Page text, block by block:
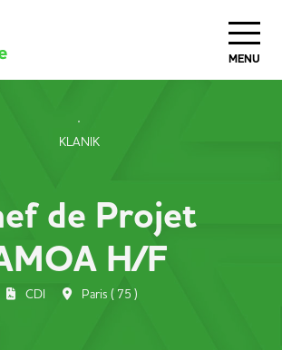
MENU
KLANIK
de Projet
H/F
CDI Paris ( 75 )